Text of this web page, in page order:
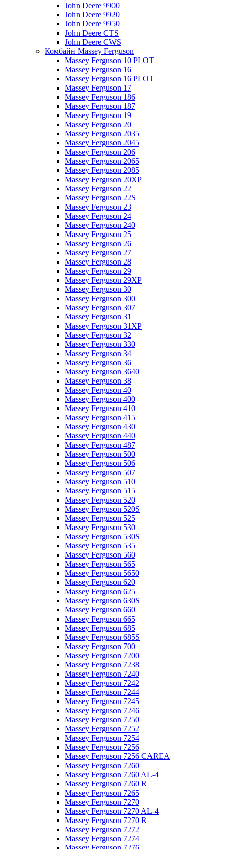
John Deere 9900
John Deere 9920
John Deere 9950
John Deere CTS
John Deere CWS
Комбайн Massey Ferguson
Massey Ferguson 10 PLOT
Massey Ferguson 16
Massey Ferguson 16 PLOT
Massey Ferguson 17
Massey Ferguson 186
Massey Ferguson 187
Massey Ferguson 19
Massey Ferguson 20
Massey Ferguson 2035
Massey Ferguson 2045
Massey Ferguson 206
Massey Ferguson 2065
Massey Ferguson 2085
Massey Ferguson 20XP
Massey Ferguson 22
Massey Ferguson 22S
Massey Ferguson 23
Massey Ferguson 24
Massey Ferguson 240
Massey Ferguson 25
Massey Ferguson 26
Massey Ferguson 27
Massey Ferguson 28
Massey Ferguson 29
Massey Ferguson 29XP
Massey Ferguson 30
Massey Ferguson 300
Massey Ferguson 307
Massey Ferguson 31
Massey Ferguson 31XP
Massey Ferguson 32
Massey Ferguson 330
Massey Ferguson 34
Massey Ferguson 36
Massey Ferguson 3640
Massey Ferguson 38
Massey Ferguson 40
Massey Ferguson 400
Massey Ferguson 410
Massey Ferguson 415
Massey Ferguson 430
Massey Ferguson 440
Massey Ferguson 487
Massey Ferguson 500
Massey Ferguson 506
Massey Ferguson 507
Massey Ferguson 510
Massey Ferguson 515
Massey Ferguson 520
Massey Ferguson 520S
Massey Ferguson 525
Massey Ferguson 530
Massey Ferguson 530S
Massey Ferguson 535
Massey Ferguson 560
Massey Ferguson 565
Massey Ferguson 5650
Massey Ferguson 620
Massey Ferguson 625
Massey Ferguson 630S
Massey Ferguson 660
Massey Ferguson 665
Massey Ferguson 685
Massey Ferguson 685S
Massey Ferguson 700
Massey Ferguson 7200
Massey Ferguson 7238
Massey Ferguson 7240
Massey Ferguson 7242
Massey Ferguson 7244
Massey Ferguson 7245
Massey Ferguson 7246
Massey Ferguson 7250
Massey Ferguson 7252
Massey Ferguson 7254
Massey Ferguson 7256
Massey Ferguson 7256 CAREA
Massey Ferguson 7260
Massey Ferguson 7260 AL-4
Massey Ferguson 7260 R
Massey Ferguson 7265
Massey Ferguson 7270
Massey Ferguson 7270 AL-4
Massey Ferguson 7270 R
Massey Ferguson 7272
Massey Ferguson 7274